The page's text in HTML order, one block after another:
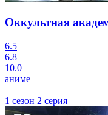
Оккультная
6.5
6.8
10.0
аниме
1 сезон 2 серия